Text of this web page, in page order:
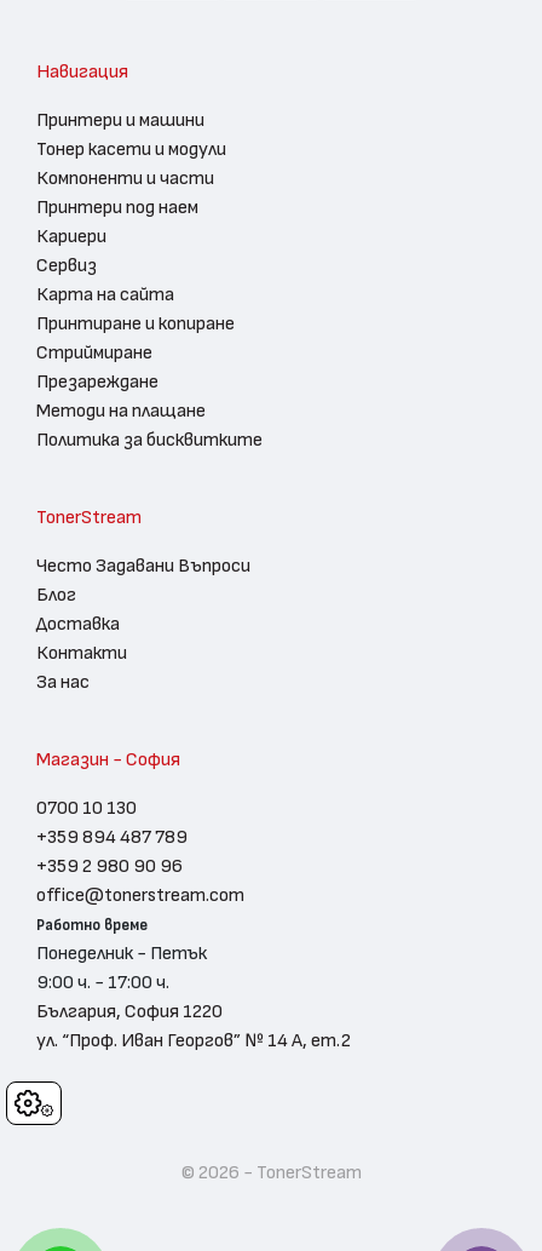
Cookies
Навигация
Принтери и машини
Тонер касети и модули
Компоненти и части
Принтери под наем
Кариери
Сервиз
Карта на сайта
Принтиране и копиране
Стриймиране
Презареждане
Методи на плащане
Политика за бисквитките
TonerStream
Често Задавани Въпроси
Блог
Доставка
Контакти
За нас
Магазин - София
0700 10 130
+359 894 487 789
+359 2 980 90 96
office@tonerstream.com
Работно време
Понеделник - Петък
9:00 ч. - 17:00 ч.
България, София 1220
ул. “Проф. Иван Георгов” № 14 А, ет.2
© 2026 - TonerStream